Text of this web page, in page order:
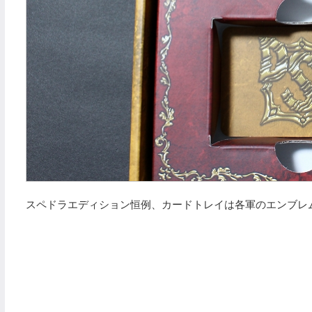
スペドラエディション恒例、カードトレイは各軍のエンブレ